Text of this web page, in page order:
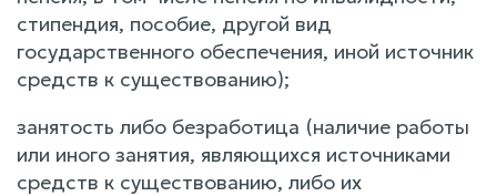
стипендия, пособие, другой вид
государственного обеспечения, иной источник
средств к существованию);
занятость либо безработица (наличие работы
или иного занятия, являющихся источниками
средств к существованию, либо их